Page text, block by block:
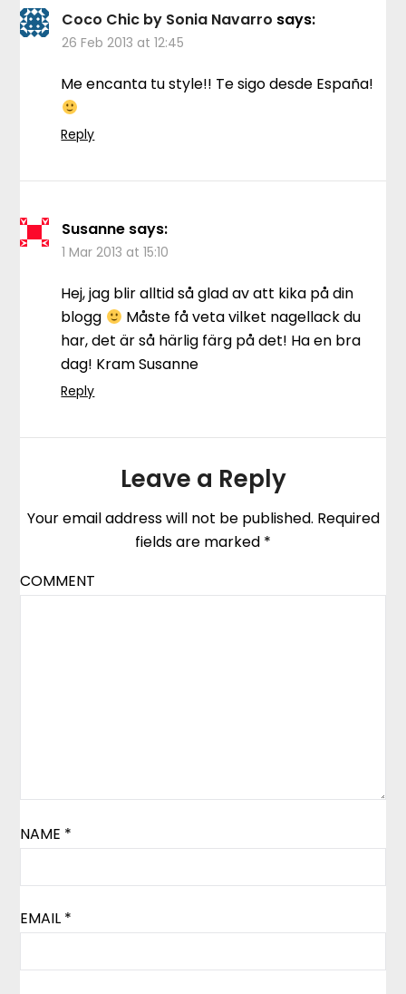
Coco Chic by Sonia Navarro says:
26 Feb 2013 at 12:45
Me encanta tu style!! Te sigo desde España!
Reply
Susanne says:
1 Mar 2013 at 15:10
Hej, jag blir alltid så glad av att kika på din
blogg
Måste få veta vilket nagellack du
har, det är så härlig färg på det! Ha en bra
dag! Kram Susanne
Reply
Leave a Reply
Your email address will not be published. Required
fields are marked *
COMMENT
NAME *
EMAIL *